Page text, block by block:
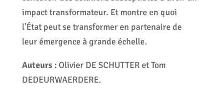
impact transformateur. Et montre en quoi
l’État peut se transformer en partenaire de
leur émergence à grande échelle.
Auteurs : Olivier DE SCHUTTER et Tom
DEDEURWAERDERE.